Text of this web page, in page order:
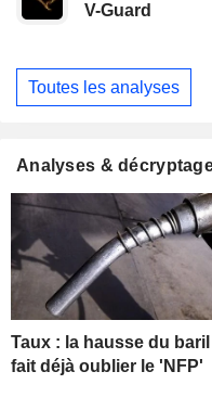
V-Guard
Toutes les analyses
Analyses &
Taux : la hausse du baril
fait déjà oublier le 'NFP'